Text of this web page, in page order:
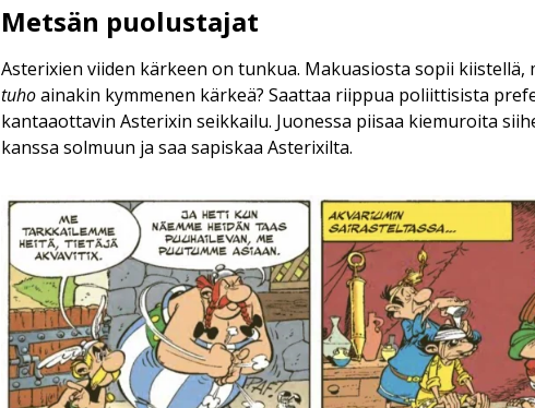
Metsän puolustajat
Asterixien viiden kärkeen on tunkua. Makuasiosta sopii
tuhoainakin kymmenen kärkeä? Saattaa riippua poliittisista
kantaaottavin Asterixin seikkailu. Juonessa piisaa kiemuroita
kanssa solmuun ja saa sapiskaa Asterixilta.